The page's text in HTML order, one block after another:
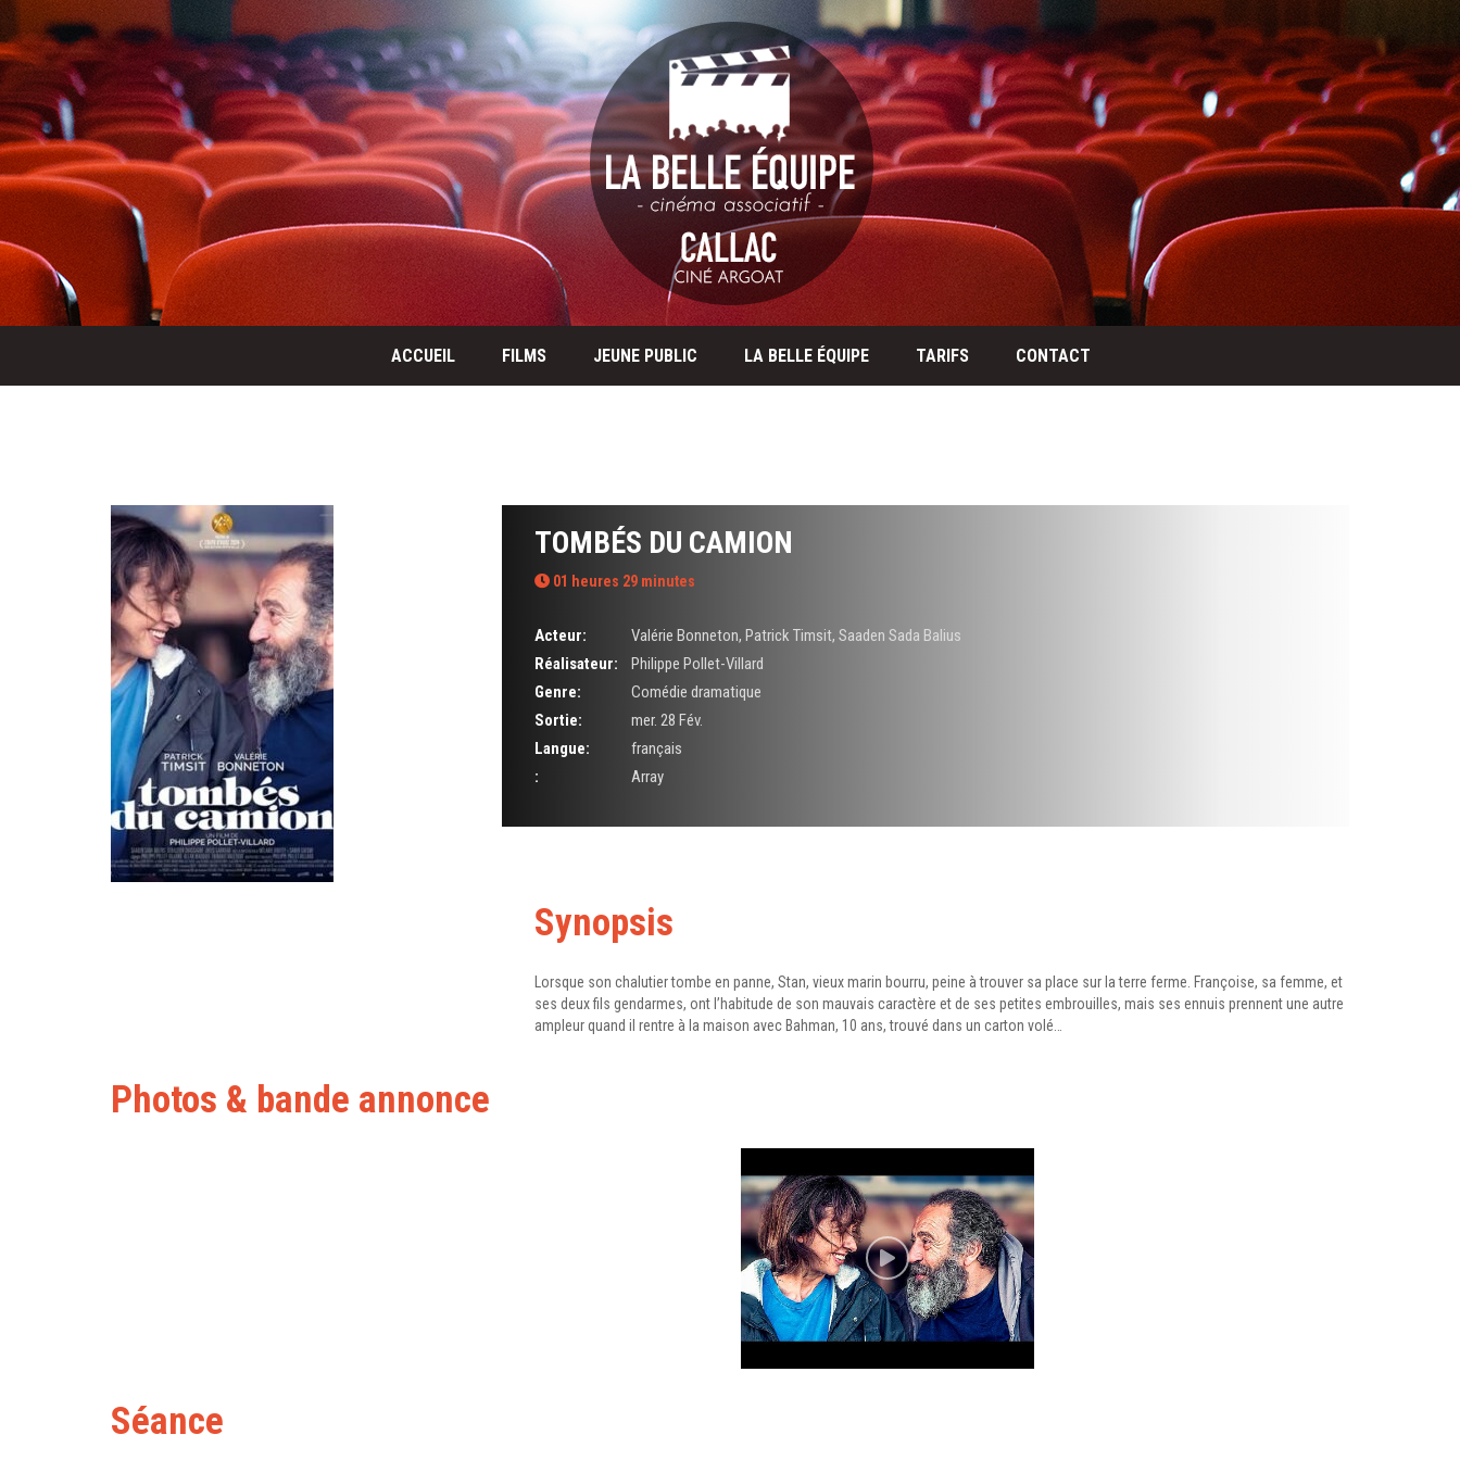
ACCUEIL FILMS JEUNE PUBLIC LA BELLE ÉQUIPE TARIFS CONTACT
TOMBÉS DU CAMION
01 heures 29 minutes
Acteur: Valérie Bonneton, Patrick Timsit, Saaden Sada Balius
Réalisateur:
Philippe Pollet-Villard
Genre:
Comédie dramatique
Sortie:
mer. 28 Fév.
Langue:
français
:
Array
Synopsis
Lorsque son chalutier tombe en panne, Stan, vieux marin bourru, peine à trouver sa place sur la terre ferme. Françoise, sa femme, et
ses deux fils gendarmes, ont l’habitude de son mauvais caractère et de ses petites embrouilles, mais ses ennuis prennent une autre
ampleur quand il rentre à la maison avec Bahman, 10 ans, trouvé dans un carton volé…
Photos & bande annonce
Séance